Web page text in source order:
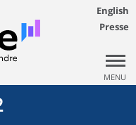
English
Presse
MENU